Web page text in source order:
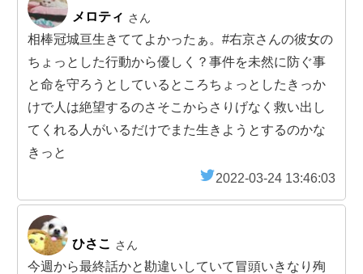
メロティ さん
相棒冠城亘生きててよかったぁ。#右京さんの彼女の
ちょっとした行動から優しく？事件を未然に防ぐ事
と命を守ろうとしているところちょっとしたきっか
けで人は絶望するのさそこからさりげなく救い出し
てくれる人がいるだけでまた生きようとするのかな
きっと
2022-03-24 13:46:03
ひさこ さん
今週から最終話かと勘違いしていて冒頭いきなり殉